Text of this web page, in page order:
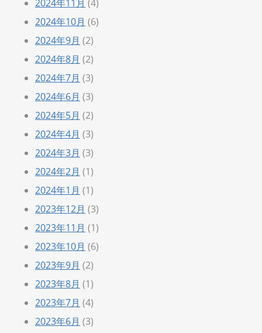
2024年11月 (4)
2024年10月 (6)
2024年9月 (2)
2024年8月 (2)
2024年7月 (3)
2024年6月 (3)
2024年5月 (2)
2024年4月 (3)
2024年3月 (3)
2024年2月 (1)
2024年1月 (1)
2023年12月 (3)
2023年11月 (1)
2023年10月 (6)
2023年9月 (2)
2023年8月 (1)
2023年7月 (4)
2023年6月 (3)